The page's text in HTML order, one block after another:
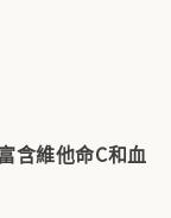
含維他命C和血